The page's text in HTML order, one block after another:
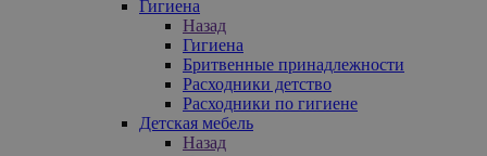
Гигиена
Назад
Гигиена
Бритвенные принадлежности
Расходники детство
Расходники по гигиене
Детская мебель
Назад